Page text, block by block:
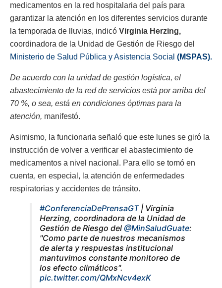
medicamentos en la red hospitalaria del país para
garantizar la atención en los diferentes servicios durante
la temporada de lluvias, indicó Virginia Herzing,
coordinadora de la Unidad de Gestión de Riesgo del
Ministerio de Salud Pública y Asistencia Social (MSPAS).
De acuerdo con la unidad de gestión logística, el
abastecimiento de la red de servicios está por arriba del
70 %, o sea, está en condiciones óptimas para la
atención, manifestó.
Asimismo, la funcionaria señaló que este lunes se giró la
instrucción de volver a verificar el abastecimiento de
medicamentos a nivel nacional. Para ello se tomó en
cuenta, en especial, la atención de enfermedades
respiratorias y accidentes de tránsito.
#ConferenciaDePrensaGT| Virginia
Herzing, coordinadora de la Unidad de
Gestión de Riesgo del @MinSaludGuate:
"Como parte de nuestros mecanismos
de alerta y respuestas institucional
mantuvimos constante monitoreo de
los efecto climáticos".
pic.twitter.com/QMxNcv4exK